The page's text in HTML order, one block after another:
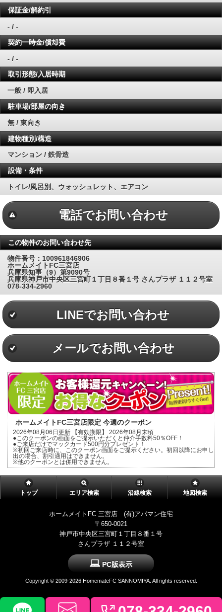
保証金/解約引
- / -
契約一時金/償却費
- / -
取引形態/入居時期
一般 / 即入居
駐車場/部屋の向き
無 / 東向き
建物種別/構造
マンション / 鉄骨造
設備・条件
トイレ/風呂別、ウォッシュレット、エアコン
電話でお問い合わせ
この物件のお問い合わせ先
物件番号：100961846906
ホームメイトFC三宮店
兵庫県知事（9）第9090号
兵庫県神戸市中央区三宮町１丁目８番１号 さんプラザ １１２号室
078-334-2960
LINEでお問い合わせ
メールでお問い合わせ
ホームメイトFC三宮店限定 今週のクーポン
2026年08月06日更新 【有効期限】 2026年08月末頃
●このクーポンの画面をご提示いただくと仲介手数料50％OFF！
●ご来店だけでマックカード500円分プレゼント！
※初回ご来店時に、このクーポン画面をご提示ください。初回以降にお申し
出の場合、割引適用はできません。
※他のクーポンとは併用できません。
トップ エリア検索 沿線検索 地図検索
ホームメイトFC 三宮店 (有)アパマン住宅
〒650-0021
神戸市中央区三宮町１丁目８番１号
さんプラザ １１２号室
PC版表示
Copyright © 2009-2026 HomemateFC SANNOMIYA. All rights reserved.